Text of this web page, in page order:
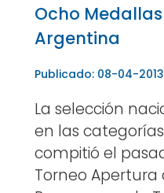
Ocho Medallas
Argentina
Publicado: 08-04-2013
La selección
en las
compitió el
Torneo Apertura